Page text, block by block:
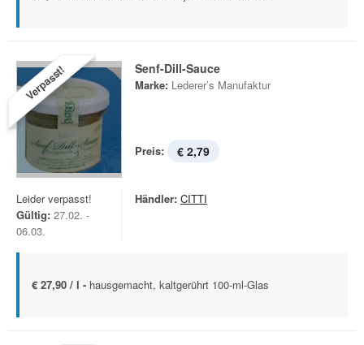
Verpasst! Senf-Dill-Sauce
Marke: Lederer’s Manufaktur
Preis: € 2,79
Leider verpasst!
Gültig: 27.02. -
06.03.
Händler: CITTI
€ 27,90 / l - hausgemacht, kaltgerührt 100-ml-Glas